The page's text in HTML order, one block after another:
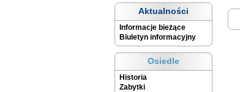
Aktualności
Informacje bieżące
Biuletyn informacyjny
Osiedle
Historia
Zabytki